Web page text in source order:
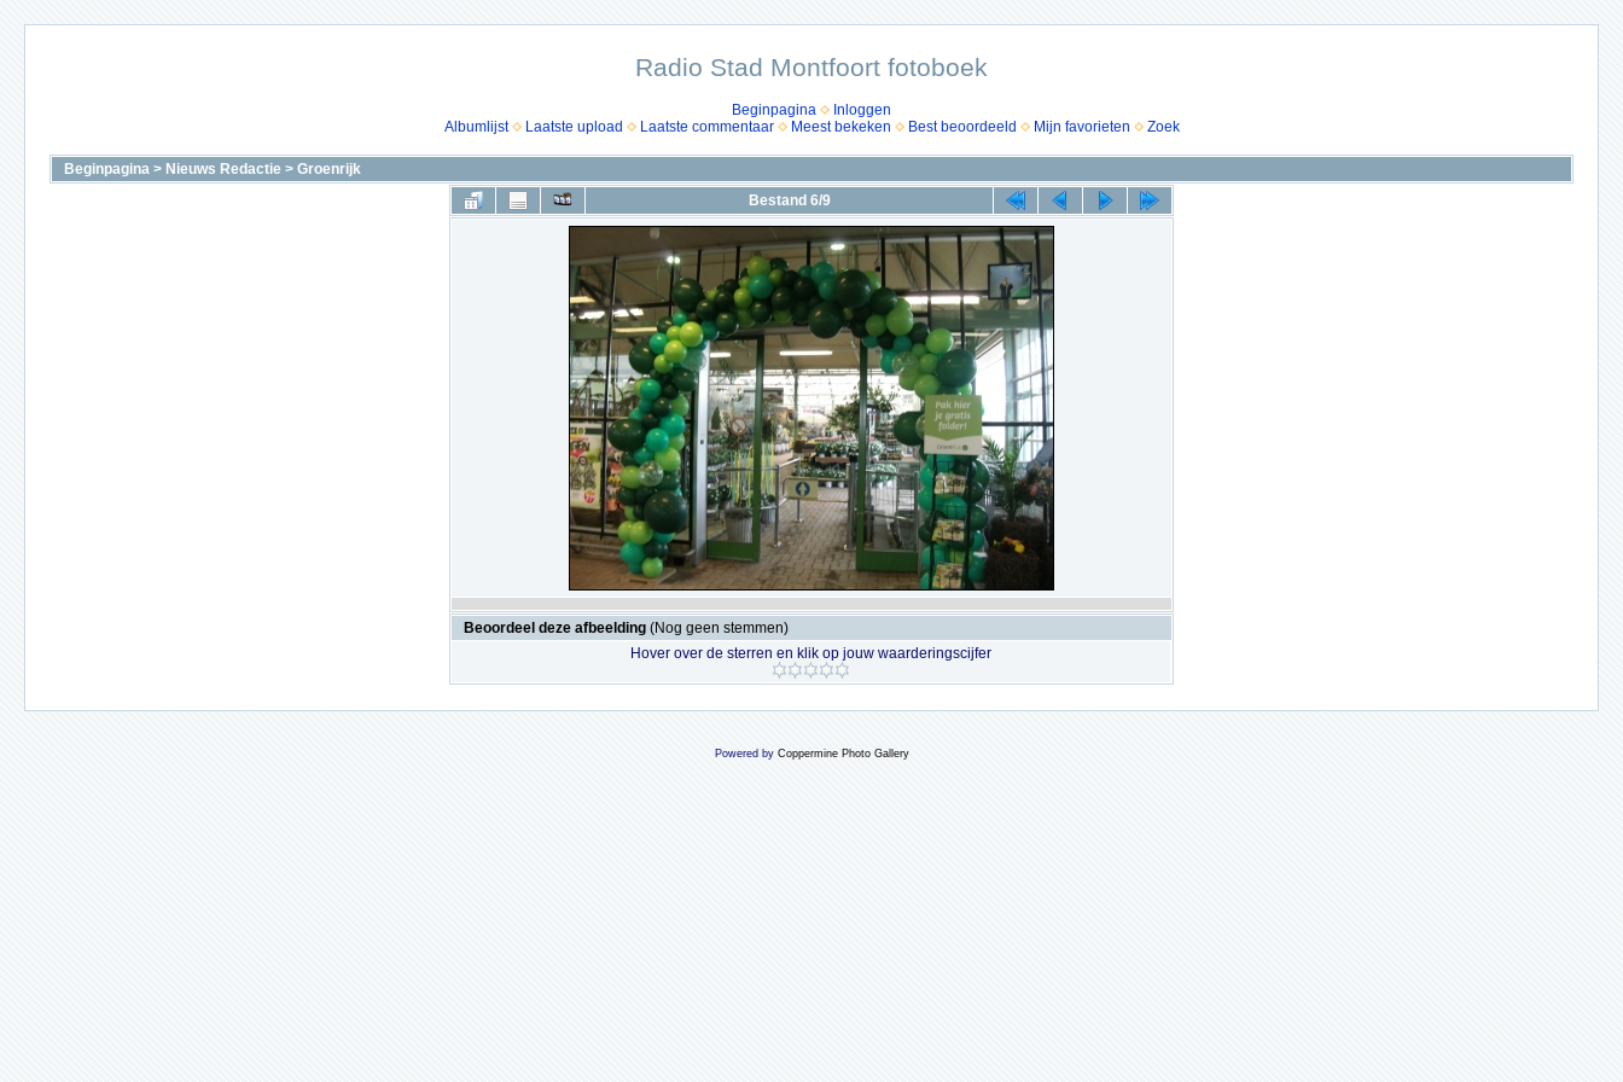
Radio Stad Montfoort fotoboek
Beginpagina
Inloggen
Albumlijst
Laatste upload Laatste commentaar Meest bekeken Best beoordeeld Mijn favorieten Zoek
Beginpagina > Nieuws Redactie > Groenrijk
Bestand 6/9
Beoordeel deze afbeelding (Nog geen stemmen)
Hover over de sterren en klik op jouw waarderingscijfer
Powered by Coppermine Photo Gallery